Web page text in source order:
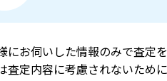
にお伺いした情報のみで査定を
定内容に考慮されないため